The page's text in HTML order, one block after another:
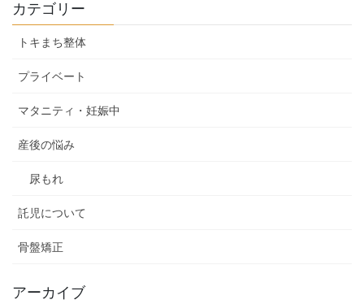
カテゴリー
トキまち整体
プライベート
マタニティ・妊娠中
産後の悩み
尿もれ
託児について
骨盤矯正
アーカイブ